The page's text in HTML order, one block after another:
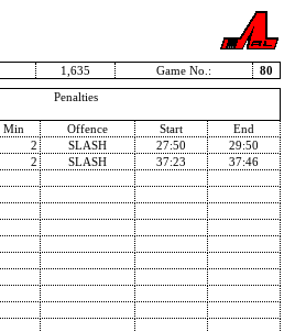
1,635 Game No.:
80
Penalties
Min Offence Start
End
2 SLASH 27:50
29:50
2 SLASH 37:23
37:46